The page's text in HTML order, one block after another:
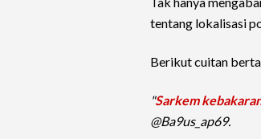
tentang lokalisasi
Berikut cuitan
"Sarkem
@Ba9us_ap69.